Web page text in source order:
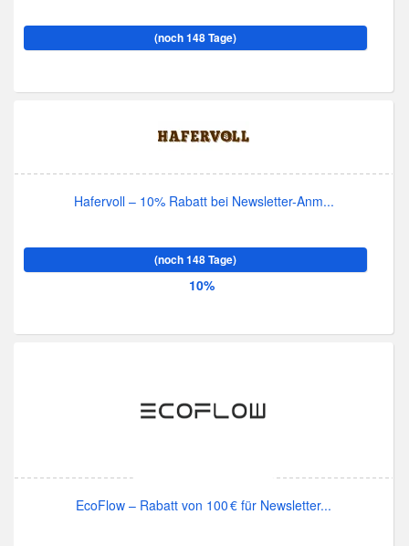
(noch 148 Tage)
Hafervoll – 10% Rabatt bei Newsletter-Anm...
(noch 148 Tage)
10%
EcoFlow – Rabatt von 100 € für Newsletter...